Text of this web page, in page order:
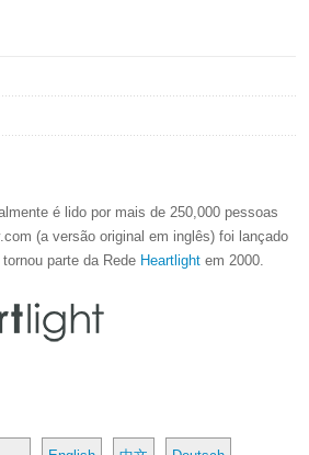
é lido por mais de 250,000 pessoas
(a versão original em inglês) foi lançado
parte da Rede Heartlight em 2000.